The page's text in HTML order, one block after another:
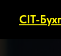
CIT-